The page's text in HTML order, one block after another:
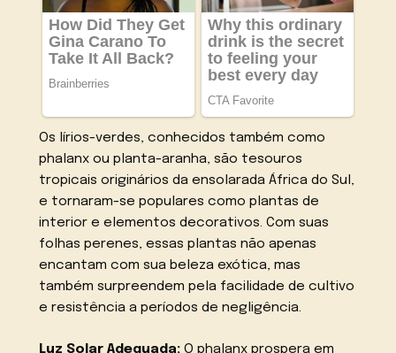
Os lírios-verdes, conhecidos também como
phalanx ou planta-aranha, são tesouros
tropicais originários da ensolarada África do Sul,
e tornaram-se populares como plantas de
interior e elementos decorativos. Com suas
folhas perenes, essas plantas não apenas
encantam com sua beleza exótica, mas
também surpreendem pela facilidade de cultivo
e resistência a períodos de negligência.
Luz Solar Adequada: O phalanx prospera em